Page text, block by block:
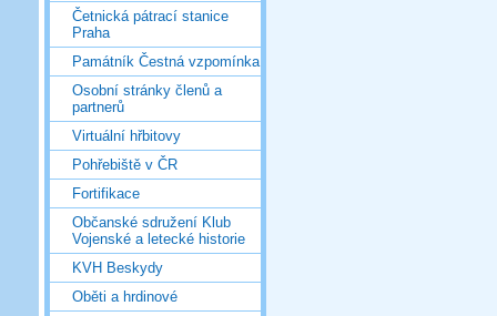
Četnická pátrací stanice
Praha
Památník Čestná vzpomínka
Osobní stránky členů a
partnerů
Virtuální hřbitovy
Pohřebiště v ČR
Fortifikace
Občanské sdružení Klub
Vojenské a letecké historie
KVH Beskydy
Oběti a hrdinové